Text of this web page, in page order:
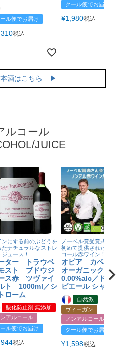
ル便でお届け
税込
クール便でお届け
¥1,980税込
本酒はこちら ▶
ルコール
JUICE
ンにする前のぶどうを
たナチュラルなストレ
ジュース！
ター トラウベ
スト ブドウジ
ス赤 ツヴァイ
ト 1000ml／シ
ローム
酸化防止剤 無添加
ンアルコール
ル便でお届け
税込
ノーベル賞受賞式晩餐会
初めて提供されたノンア
コール赤ワイン！
オピア カベル
オーガニック
0.00%alc／ドメー
ピエール シャヴァ
自然派
ヴィーガン
ノンアルコール
クール便でお届け
¥1,598税込